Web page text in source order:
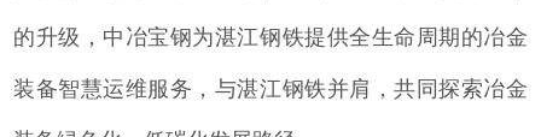
的升级，中冶宝钢为湛江钢铁提供全生命周期的冶金
装备智慧运维服务，与湛江钢铁并肩，共同探索冶金